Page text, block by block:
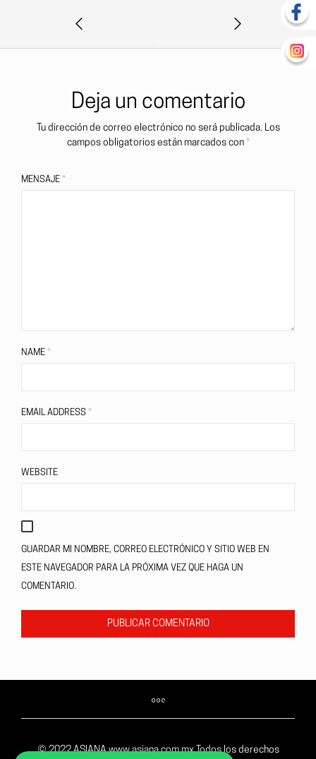
Deja un comentario
Tu dirección de correo electrónico no será publicada. Los
campos obligatorios están marcados con *
MENSAJE *
NAME *
EMAIL ADDRESS *
WEBSITE
GUARDAR MI NOMBRE, CORREO ELECTRÓNICO Y SITIO WEB EN
ESTE NAVEGADOR PARA LA PRÓXIMA VEZ QUE HAGA UN
COMENTARIO.
© 2022 ASIANA www.asiana.com.mx Todos los derechos